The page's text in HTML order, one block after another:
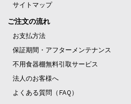
サイトマップ
ご注文の流れ
お支払方法
保証期間・アフターメンテナンス
不用食器棚無料引取サービス
法人のお客様へ
よくある質問（FAQ）